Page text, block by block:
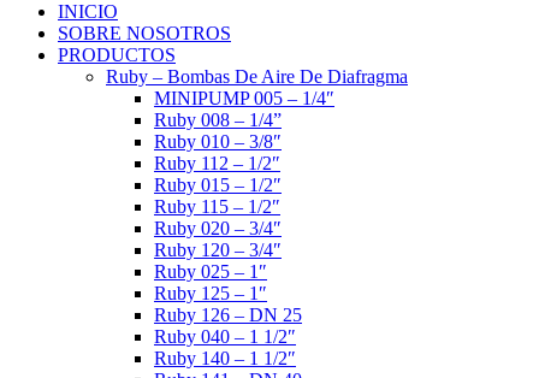
INICIO
SOBRE NOSOTROS
PRODUCTOS
Ruby – Bombas De Aire De Diafragma
MINIPUMP 005 – 1/4″
Ruby 008 – 1/4”
Ruby 010 – 3/8″
Ruby 112 – 1/2″
Ruby 015 – 1/2″
Ruby 115 – 1/2″
Ruby 020 – 3/4″
Ruby 120 – 3/4″
Ruby 025 – 1″
Ruby 125 – 1″
Ruby 126 – DN 25
Ruby 040 – 1 1/2″
Ruby 140 – 1 1/2″